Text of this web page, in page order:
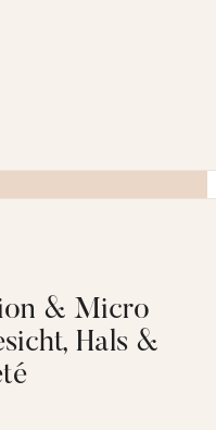
& Micro
Hals &